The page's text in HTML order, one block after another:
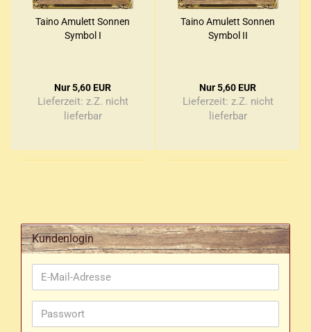
Taino Amu­lett Son­nen
Sym­bol I
Nur 5,60 EUR
Lieferzeit: z.Z. nicht
lieferbar
Taino Amu­lett Son­nen
Sym­bol II
Nur 5,60 EUR
Lieferzeit: z.Z. nicht
lieferbar
Kundenlogin
E-
Mail-
Passwort